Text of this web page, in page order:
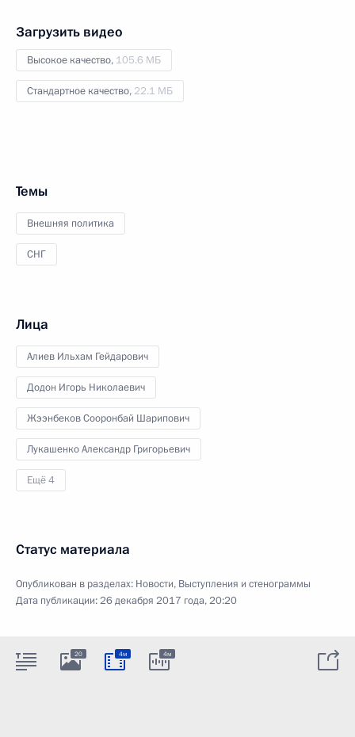
Загрузить видео
Высокое качество, 105.6 МБ
Стандартное качество, 22.1 МБ
Темы
Внешняя политика
СНГ
Лица
Алиев Ильхам Гейдарович
Додон Игорь Николаевич
Жээнбеков Сооронбай Шарипович
Лукашенко Александр Григорьевич
Ещё 4
Статус материала
Опубликован в разделах: Новости, Выступления и стенограммы
Дата публикации:26 декабря 2017 года, 20:20
20 4м 4м